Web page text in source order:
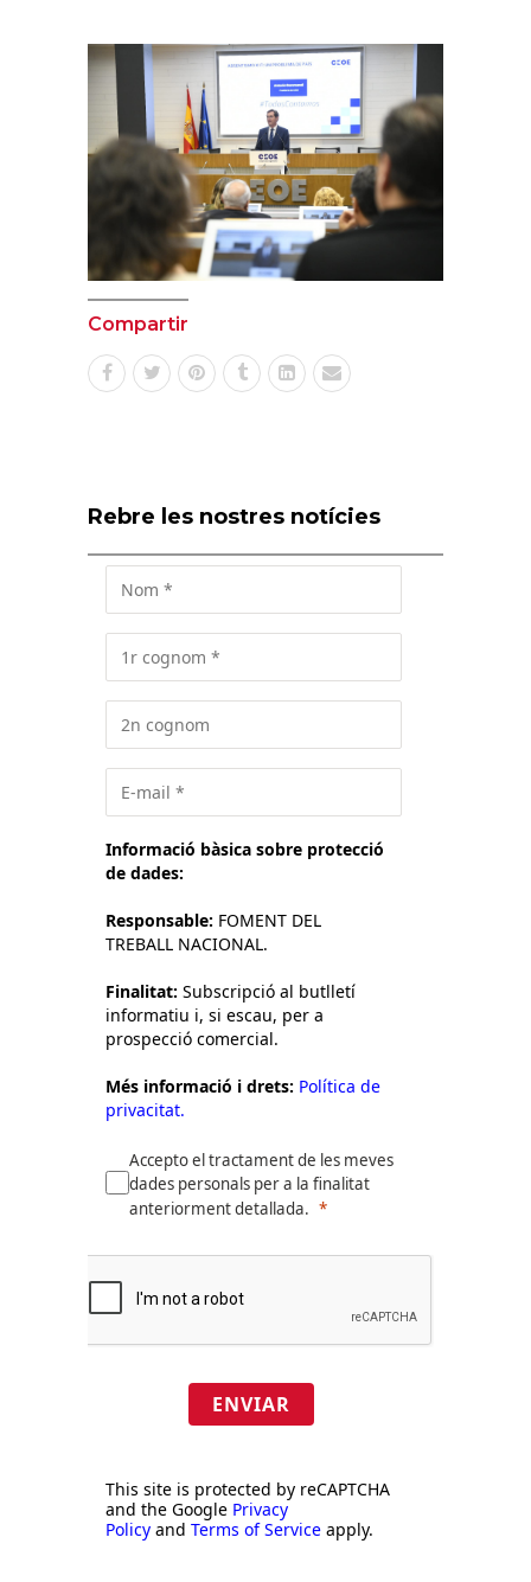
Compartir
Rebre les nostres notícies
Informació bàsica sobre protecció
de dades:
Responsable: FOMENT DEL
TREBALL NACIONAL.
Finalitat: Subscripció al butlletí
informatiu i, si escau, per a
prospecció comercial.
Més informació i drets: Política de
privacitat.
Accepto el tractament de les meves
dades personals per a la finalitat
anteriorment detallada.
ENVIAR
This site is protected by reCAPTCHA
and the Google Privacy
Policy and Terms of Service apply.